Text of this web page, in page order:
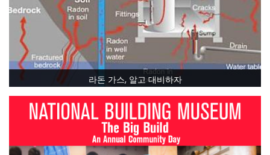
라돈 가스, 알고 대비하자